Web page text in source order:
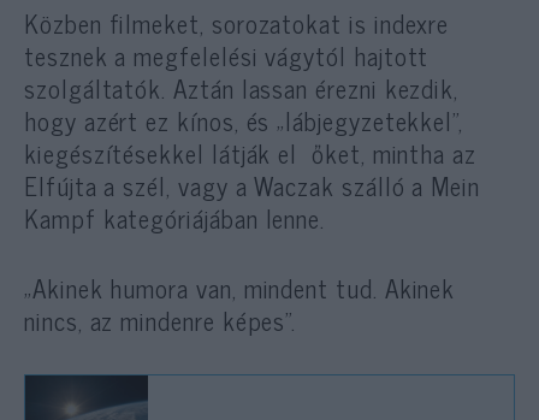
Közben filmeket, sorozatokat is indexre
tesznek a megfelelési vágytól hajtott
szolgáltatók. Aztán lassan érezni kezdik,
hogy azért ez kínos, és „lábjegyzetekkel”,
kiegészítésekkel látják el őket, mintha az
Elfújta a szél, vagy a Waczak szálló a Mein
Kampf kategóriájában lenne.
„Akinek humora van, mindent tud. Akinek
nincs, az mindenre képes”.